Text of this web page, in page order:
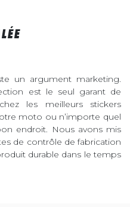
un argument marketing.
est le seul garant de
les meilleurs stickers
moto ou n’importe quel
endroit. Nous avons mis
de contrôle de fabrication
durable dans le temps